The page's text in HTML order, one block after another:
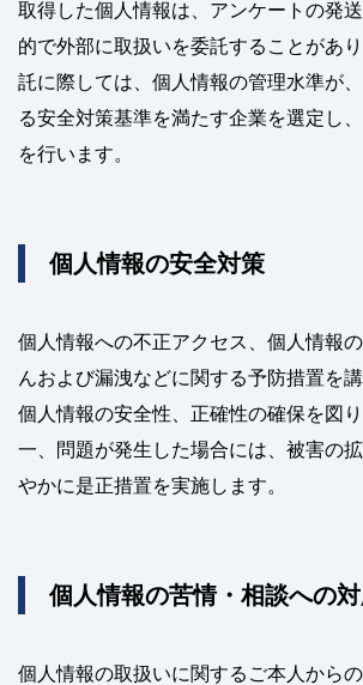
取得した個人情報は、アンケートの発
的で外部に取扱いを委託することがあ
託に際しては、個人情報の管理水準が
る安全対策基準を満たす企業を選定し
を行います。
個人情報の安全対策
個人情報への不正アクセス、個人情報
んおよび漏洩などに関する予防措置を
個人情報の安全性、正確性の確保を図
一、問題が発生した場合には、被害の
やかに是正措置を実施します。
個人情報の苦情・相談への
個人情報の取扱いに関するご本人から